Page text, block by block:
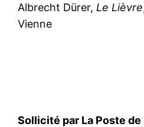
Albrecht Dürer, Le Lièvre
Vienne
Sollicité par La Poste de